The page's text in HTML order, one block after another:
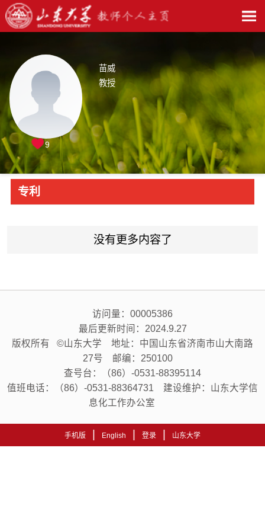
苗威
教授
9
专利
没有更多内容了
访问量： 00005386
最后更新时间： 2024.9.27
版权所有 ©山东大学 地址：中国山东省济南市山大南路
27号 邮编：250100
查号台：（86）-0531-88395114
值班电话：（86）-0531-88364731 建设维护：山东大学信
息化工作办公室
手机版 English 登录 山东大学